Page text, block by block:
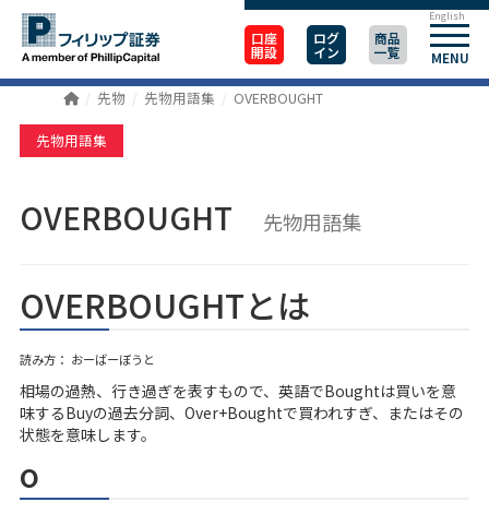
口座
開設
ログ
イン
商品
一覧 MENU
English
先物 先物用語集 OVERBOUGHT
先物用語集
OVERBOUGHT 先物用語集
OVERBOUGHTとは
読み方： おーばーぼうと
相場の過熱、行き過ぎを表すもので、英語でBoughtは買いを意
味するBuyの過去分詞、Over+Boughtで買われすぎ、またはその
状態を意味します。
o